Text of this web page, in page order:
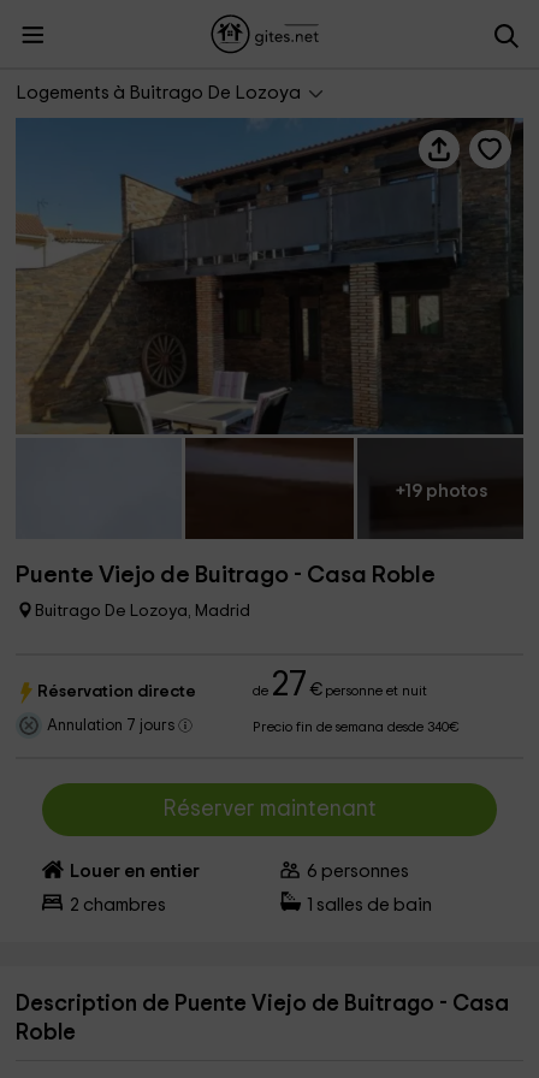
Logements à Buitrago De Lozoya
Puente Viejo de Buitrago - Casa Roble
+19 photos
Puente Viejo de Buitrago - Casa Roble
Buitrago De Lozoya, Madrid
Réservation directe de 27 €personne et nuit
Annulation 7 jours Precio fin de semana desde 340€
Réserver maintenant
Louer en entier 6 personnes
2 chambres salles de bain
Description de Puente Viejo de Buitrago - Casa
Roble